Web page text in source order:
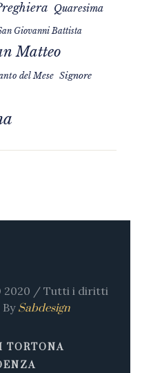
Quaresima
Giovanni Battista
Matteo
del Mese Signore
2020 / Tutti i diritti
Sabdesign
TORTONA